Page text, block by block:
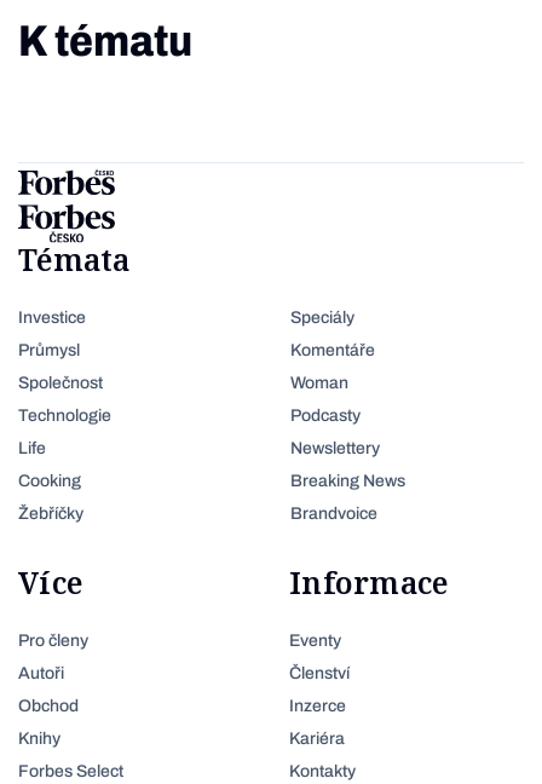
K tématu
Témata
Investice
Průmysl
Společnost
Technologie
Life
Cooking
Žebříčky
Speciály
Komentáře
Woman
Podcasty
Newslettery
Breaking News
Brandvoice
Více
Pro členy
Autoři
Obchod
Knihy
Forbes Select
Informace
Eventy
Členství
Inzerce
Kariéra
Kontakty